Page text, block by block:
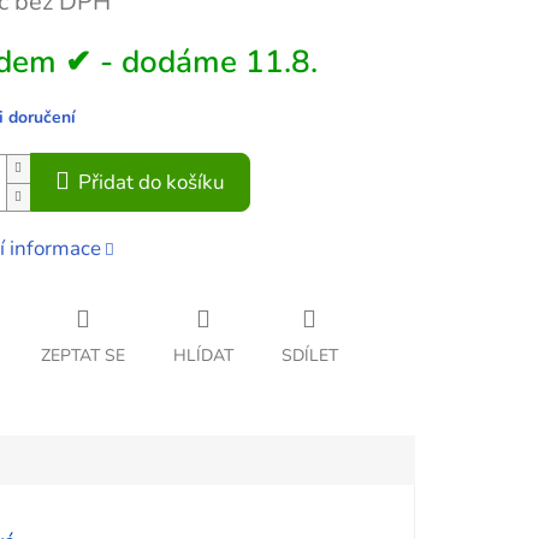
✔ - dodáme 11.8.
doručení
Přidat do košíku
informace
ZEPTAT SE HLÍDAT SDÍLET